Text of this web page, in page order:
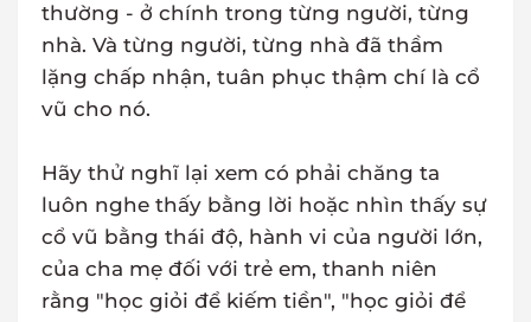
thường - ở chính trong từng người, từng
nhà. Và từng người, từng nhà đã thầm
lặng chấp nhận, tuân phục thậm chí là cổ
vũ cho nó.
Hãy thử nghĩ lại xem có phải chăng ta
luôn nghe thấy bằng lời hoặc nhìn thấy sự
cổ vũ bằng thái độ, hành vi của người lớn,
của cha mẹ đối với trẻ em, thanh niên
rằng "học giỏi để kiếm tiền", "học giỏi để